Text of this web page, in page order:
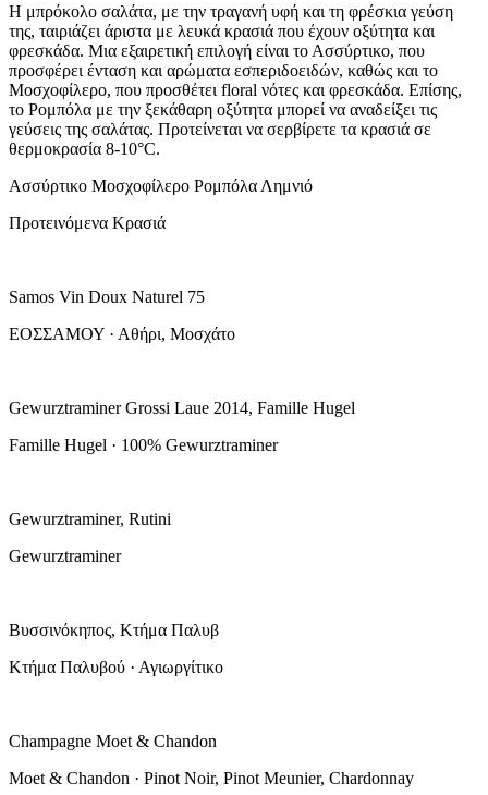
Η μπρόκολο σαλάτα, με την τραγανή υφή και τη φρέσκια γεύση
της, ταιριάζει άριστα με λευκά κρασιά που έχουν οξύτητα και
φρεσκάδα. Μια εξαιρετική επιλογή είναι το Ασσύρτικο, που
προσφέρει ένταση και αρώματα εσπεριδοειδών, καθώς και το
Μοσχοφίλερο, που προσθέτει floral νότες και φρεσκάδα. Επίσης,
το Ρομπόλα με την ξεκάθαρη οξύτητα μπορεί να αναδείξει τις
γεύσεις της σαλάτας. Προτείνεται να σερβίρετε τα κρασιά σε
θερμοκρασία 8-10°C.
Ασσύρτικο Μοσχοφίλερο Ρομπόλα Λημνιό
Προτεινόμενα Κρασιά
Samos Vin Doux Naturel 75
ΕΟΣΣΑΜΟΥ · Αθήρι, Μοσχάτο
Gewurztraminer Grossi Laue 2014, Famille Hugel
Famille Hugel · 100% Gewurztraminer
Gewurztraminer, Rutini
Gewurztraminer
Βυσσινόκηπος, Κτήμα Παλυβ
Κτήμα Παλυβού · Αγιωργίτικο
Champagne Moet & Chandon
Moet & Chandon · Pinot Noir, Pinot Meunier, Chardonnay